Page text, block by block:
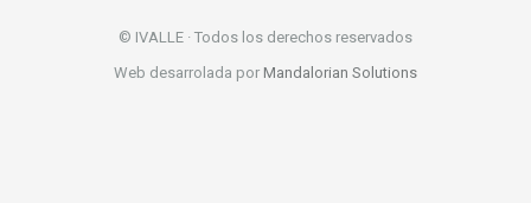
© IVALLE · Todos los derechos reservados
Web desarrolada por Mandalorian Solutions